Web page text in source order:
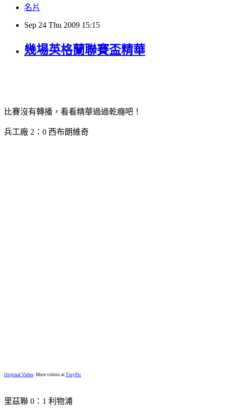
名片
Sep 24 Thu 2009 15:15
幾場英格蘭聯賽盃精華
比賽沒有轉播，看看精華過過乾癮吧！
兵工廠 2：0 西布朗維奇
Original Video- More videos at TinyPic
里茲聯 0：1 利物浦